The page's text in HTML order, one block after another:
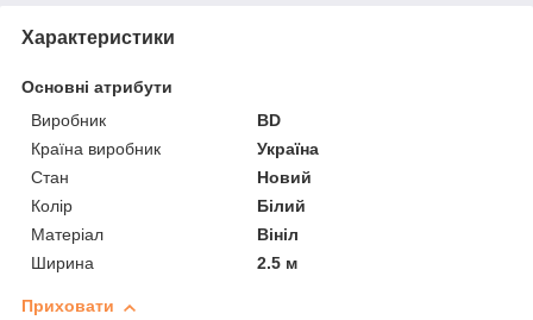
Характеристики
Основні атрибути
Виробник
BD
Країна виробник
Україна
Стан
Новий
Колір
Білий
Матеріал
Вініл
Ширина
2.5 м
Приховати